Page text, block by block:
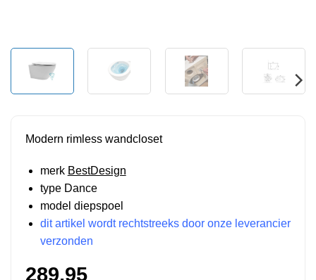
Modern rimless wandcloset
merk BestDesign
type Dance
model diepspoel
dit artikel wordt rechtstreeks door onze leverancier
verzonden
289,95